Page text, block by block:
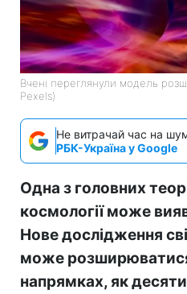
Вчені переглянули модель
Pexels)
Не витрачай час на
РБК-Україна у Google
Одна з головних
космології може
Нове дослідження
може
напрямках, як